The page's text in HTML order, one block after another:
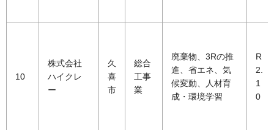
10
株式会社
ハイクレ
ー
久
喜
市
総合
工事
業
廃棄物、3Rの推
進、省エネ、気
候変動、人材育
成・環境学習
R
2.
1
0